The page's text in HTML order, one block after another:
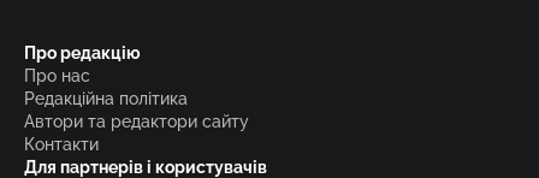
Про редакцію
Про нас
Редакційна політика
Автори та редактори сайту
Контакти
Для партнерів і користувачів